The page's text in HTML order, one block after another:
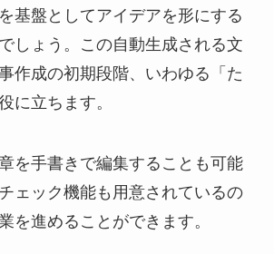
基盤としてアイデアを形にする
しょう。この自動生成される文
作成の初期段階、いわゆる「た
に立ちます。
を手書きで編集することも可能
ェック機能も用意されているの
を進めることができます。